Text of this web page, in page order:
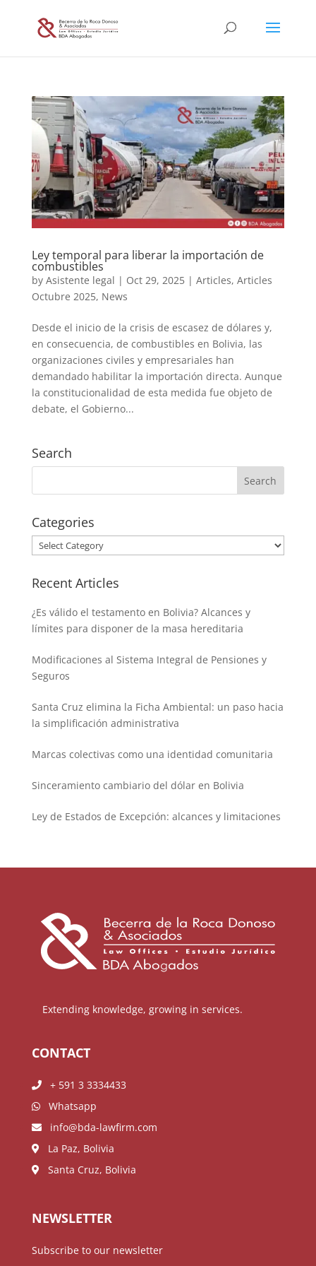
Ley temporal para liberar la importación de
combustibles
by Asistente legal | Oct 29, 2025| Articles, Articles
Octubre 2025, News
Desde el inicio de la crisis de escasez de dólares y,
en consecuencia, de combustibles en Bolivia, las
organizaciones civiles y empresariales han
demandado habilitar la importación directa. Aunque
la constitucionalidad de esta medida fue objeto de
debate, el Gobierno...
Search
Categories
Categories
Recent Articles
¿Es válido el testamento en Bolivia? Alcances y
límites para disponer de la masa hereditaria
Modificaciones al Sistema Integral de Pensiones y
Seguros
Santa Cruz elimina la Ficha Ambiental: un paso hacia
la simplificación administrativa
Marcas colectivas como una identidad comunitaria
Sinceramiento cambiario del dólar en Bolivia
Ley de Estados de Excepción: alcances y limitaciones
Extending knowledge, growing in services.
CONTACT
+ 591 3 3334433
Whatsapp
info@bda-lawfirm.com
La Paz, Bolivia
Santa Cruz, Bolivia
NEWSLETTER
Subscribe to our newsletter